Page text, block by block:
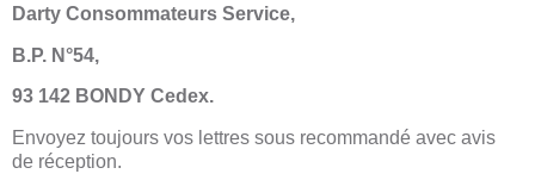
Darty Consommateurs Service,
B.P. N°54,
93 142 BONDY Cedex.
Envoyez toujours vos lettres sous recommandé avec avis
de réception.